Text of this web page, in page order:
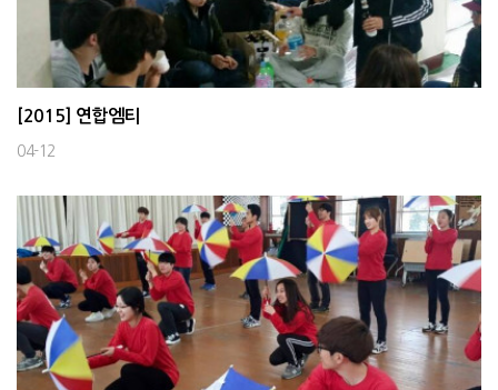
[2015] 연합엠티
04-12